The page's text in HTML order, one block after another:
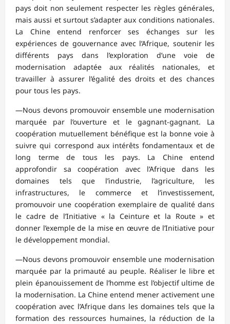
pays doit non seulement respecter les règles générales,
mais aussi et surtout s’adapter aux conditions nationales.
La Chine entend renforcer ses échanges sur les
expériences de gouvernance avec l’Afrique, soutenir les
différents pays dans l’exploration d’une voie de
modernisation adaptée aux réalités nationales, et
travailler à assurer l’égalité des droits et des chances
pour tous les pays.
—Nous devons promouvoir ensemble une modernisation
marquée par l’ouverture et le gagnant-gagnant. La
coopération mutuellement bénéfique est la bonne voie à
suivre qui correspond aux intérêts fondamentaux et de
long terme de tous les pays. La Chine entend
approfondir sa coopération avec l’Afrique dans les
domaines tels que l’industrie, l’agriculture, les
infrastructures, le commerce et l’investissement,
promouvoir une coopération exemplaire de qualité dans
le cadre de l’Initiative « la Ceinture et la Route » et
donner l’exemple de la mise en œuvre de l’Initiative pour
le développement mondial.
—Nous devons promouvoir ensemble une modernisation
marquée par la primauté au peuple. Réaliser le libre et
plein épanouissement de l’homme est l’objectif ultime de
la modernisation. La Chine entend mener activement une
coopération avec l’Afrique dans les domaines tels que la
formation des ressources humaines, la réduction de la